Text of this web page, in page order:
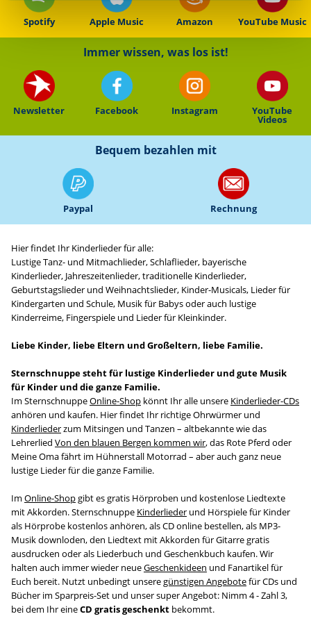
Spotify Apple Music Amazon YouTube Music
Immer wissen, was los ist!
Newsletter Facebook Instagram YouTube
Videos
Bequem bezahlen mit
Paypal Rechnung
Hier findet Ihr Kinderlieder für alle:
Lustige Tanz- und Mitmachlieder, Schlaflieder, bayerische
Kinderlieder, Jahreszeitenlieder, traditionelle Kinderlieder,
Geburtstagslieder und Weihnachtslieder, Kinder-Musicals, Lieder für
Kindergarten und Schule, Musik für Babys oder auch lustige
Kinderreime, Fingerspiele und Lieder für Kleinkinder.
Liebe Kinder, liebe Eltern und Großeltern, liebe Familie.
Sternschnuppe steht für lustige Kinderlieder und gute Musik
für Kinder und die ganze Familie.
Im SternschnuppeOnline-Shop könnt Ihr alle unsere Kinderlieder-CDs
anhören und kaufen. Hier findet Ihr richtige Ohrwürmer und
Kinderliederzum Mitsingen und Tanzen – altbekannte wie das
Lehrerlied Von den blauen Bergen kommen wir, das Rote Pferd oder
Meine Oma fährt im Hühnerstall Motorrad – aber auch ganz neue
lustige Lieder für die ganze Familie.
Im Online-Shopgibt es gratis Hörproben und kostenlose Liedtexte
mit Akkorden. Sternschnuppe Kinderlieder und Hörspiele für Kinder
als Hörprobe kostenlos anhören, als CD online bestellen, als MP3-
Musik downloden, den Liedtext mit Akkorden für Gitarre gratis
ausdrucken oder als Liederbuch und Geschenkbuch kaufen. Wir
halten auch immer wieder neueGeschenkideen und Fanartikel für
Euch bereit. Nutzt unbedingt unseregünstigen Angebotefür CDs und
Bücher im Sparpreis-Set und unser super Angebot: Nimm 4 - Zahl 3,
bei dem Ihr eineCD gratis geschenkt bekommt.